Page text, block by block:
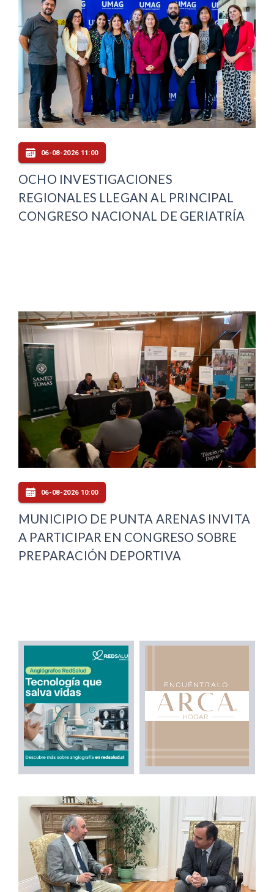
06-08-2026 11:00
OCHO INVESTIGACIONES
REGIONALES LLEGAN AL PRINCIPAL
CONGRESO NACIONAL DE GERIATRÍA
06-08-2026 10:00
MUNICIPIO DE PUNTA ARENAS INVITA
A PARTICIPAR EN CONGRESO SOBRE
PREPARACIÓN DEPORTIVA